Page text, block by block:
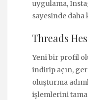
uygulama,
sayesinde
Threads
Yeni bir profil
indirip açın,
oluşturma
işlemlerini